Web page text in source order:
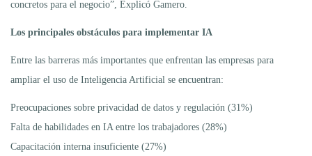
concretos para el negocio”, Explicó Gamero.
Los principales obstáculos para implementar IA
Entre las barreras más importantes que enfrentan las empresas para
ampliar el uso de Inteligencia Artificial se encuentran:
Preocupaciones sobre privacidad de datos y regulación (31%)
Falta de habilidades en IA entre los trabajadores (28%)
Capacitación interna insuficiente (27%)